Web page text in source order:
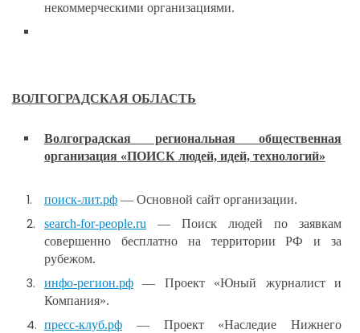
некоммерческими организациями.
ВОЛГОГРАДСКАЯ ОБЛАСТЬ
Волгоградская региональная общественная
организация «ПОИСК людей, идей, технологий»
поиск-лит.рф — Основной сайт организации.
search-for-people.ru — Поиск людей по заявкам
совершенно бесплатно на территории РФ и за
рубежом.
инфо-регион.рф — Проект «Юный журналист и
Компания».
пресс-клуб.рф — Проект «Наследие Нижнего